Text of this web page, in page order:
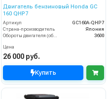
Двигатель бензиновый Honda GC
160 QHP7
Артикул
GC160A-QHP7
Страна-производитель
Япония
3600
Цена
26 000 руб.
Купить